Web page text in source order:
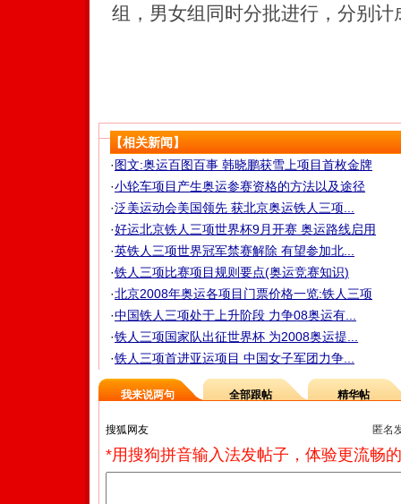
组，男女组同时分批进行，分别
【相关新闻】
·图文:奥运百图百事 韩晓鹏获雪上项目首枚金牌
·小轮车项目产生奥运参赛资格的方法以及途径
·泛美运动会美国领先 获北京奥运铁人三项...
·好运北京铁人三项世界杯9月开赛 奥运路线启用
·英铁人三项世界冠军禁赛解除 有望参加北...
·铁人三项比赛项目规则要点(奥运竞赛知识)
·北京2008年奥运各项目门票价格一览:铁人三项
·中国铁人三项处于上升阶段 力争08奥运有...
·铁人三项国家队出征世界杯 为2008奥运提...
·铁人三项首进亚运项目 中国女子军团力争...
我来说两句 全部跟帖 精华帖
匿名
*用搜狗拼音输入法发帖子，体验更流畅